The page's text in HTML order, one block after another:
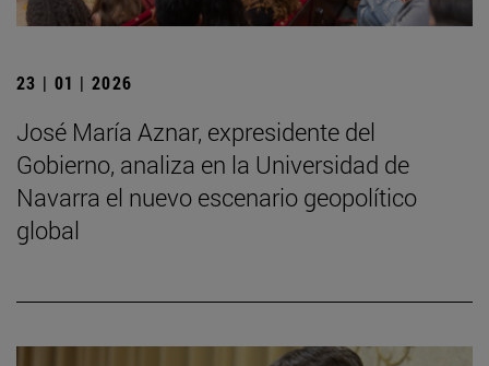
23 | 01 | 2026
José María Aznar, expresidente del
Gobierno, analiza en la Universidad de
Navarra el nuevo escenario geopolítico
global